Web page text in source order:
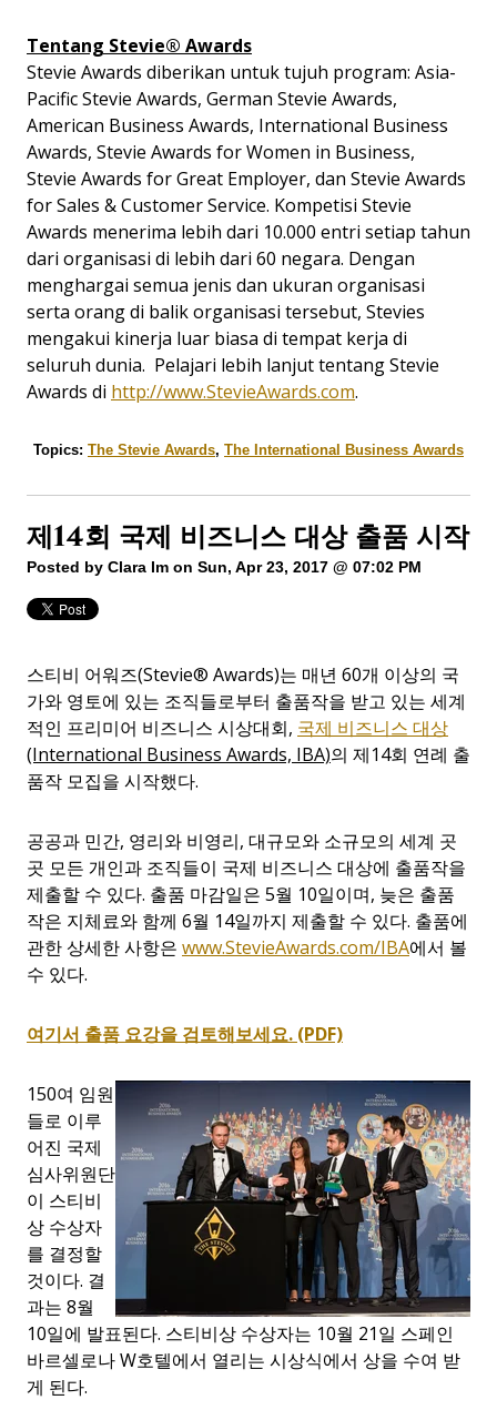
Tentang Stevie® Awards
Stevie Awards diberikan untuk tujuh program: Asia-
Pacific Stevie Awards, German Stevie Awards,
American Business Awards, International Business
Awards, Stevie Awards for Women in Business,
Stevie Awards for Great Employer, dan Stevie Awards
for Sales & Customer Service. Kompetisi Stevie
Awards menerima lebih dari 10.000 entri setiap tahun
dari organisasi di lebih dari 60 negara. Dengan
menghargai semua jenis dan ukuran organisasi
serta orang di balik organisasi tersebut, Stevies
mengakui kinerja luar biasa di tempat kerja di
seluruh dunia. Pelajari lebih lanjut tentang Stevie
Awards di http://www.StevieAwards.com.
Topics: The Stevie Awards, The International Business Awards
제14회 국제 비즈니스 대상 출품 시작
Posted by Clara Im on Sun, Apr 23, 2017 @ 07:02 PM
스티비 어워즈(Stevie® Awards)는 매년 60개 이상의 국
가와 영토에 있는 조직들로부터 출품작을 받고 있는 세계
적인 프리미어 비즈니스 시상대회, 국제 비즈니스 대상
(International Business Awards, IBA)의 제14회 연례 출
품작 모집을 시작했다.
공공과 민간, 영리와 비영리, 대규모와 소규모의 세계 곳
곳 모든 개인과 조직들이 국제 비즈니스 대상에 출품작을
제출할 수 있다. 출품 마감일은 5월 10일이며, 늦은 출품
작은 지체료와 함께 6월 14일까지 제출할 수 있다. 출품에
관한 상세한 사항은 www.StevieAwards.com/IBA에서 볼
수 있다.
여기서 출품 요강을 검토해보세요. (PDF)
150여 임원
들로 이루
어진 국제
심사위원단
이 스티비
상 수상자
를 결정할
것이다. 결
과는 8월
10일에 발표된다. 스티비상 수상자는 10월 21일 스페인
바르셀로나 W호텔에서 열리는 시상식에서 상을 수여 받
게 된다.